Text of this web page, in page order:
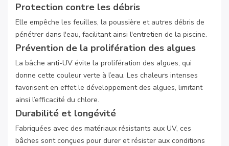
Protection contre les débris
Elle empêche les feuilles, la poussière et autres débris de
pénétrer dans l'eau, facilitant ainsi l'entretien de la piscine.
Prévention de la prolifération des algues
La bâche anti-UV évite la prolifération des algues, qui
donne cette couleur verte à l’eau. Les chaleurs intenses
favorisent en effet le développement des algues, limitant
ainsi l’efficacité du chlore.
Durabilité et longévité
Fabriquées avec des matériaux résistants aux UV, ces
bâches sont conçues pour durer et résister aux conditions